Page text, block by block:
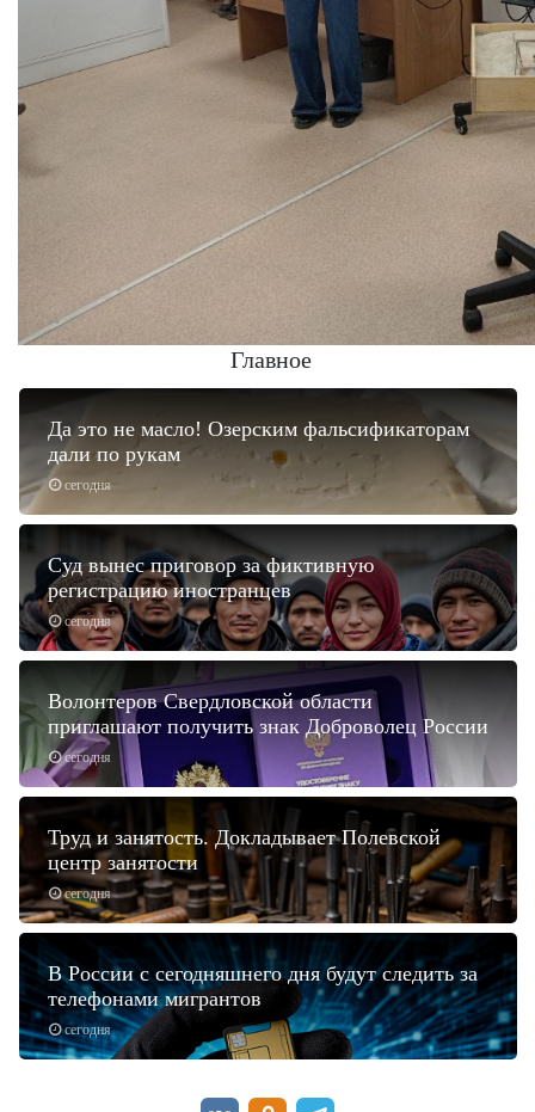
Главное
сегодня
Да это не масло! Озерским фальсификаторам
дали по рукам
сегодня
Суд вынес приговор за фиктивную
регистрацию иностранцев
сегодня
Волонтеров Свердловской области
приглашают получить знак Доброволец России
сегодня
Труд и занятость. Докладывает Полевской
центр занятости
сегодня
В России с сегодняшнего дня будут следить за
телефонами мигрантов